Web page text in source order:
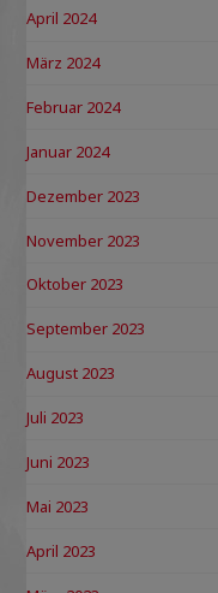
April 2024
März 2024
Februar 2024
Januar 2024
Dezember 2023
November 2023
Oktober 2023
September 2023
August 2023
Juli 2023
Juni 2023
Mai 2023
April 2023